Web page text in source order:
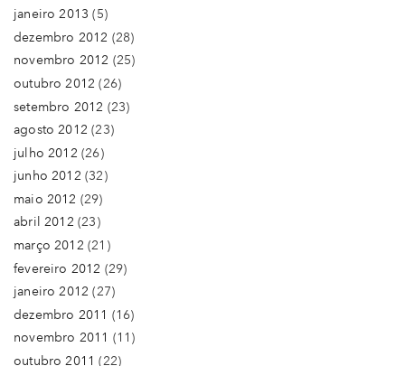
janeiro 2013 (5)
dezembro 2012 (28)
novembro 2012 (25)
outubro 2012 (26)
setembro 2012 (23)
agosto 2012 (23)
julho 2012 (26)
junho 2012 (32)
maio 2012 (29)
abril 2012 (23)
março 2012 (21)
fevereiro 2012 (29)
janeiro 2012 (27)
dezembro 2011 (16)
novembro 2011 (11)
outubro 2011 (22)